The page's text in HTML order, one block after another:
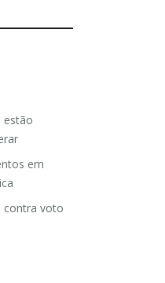
estão
em
contra voto